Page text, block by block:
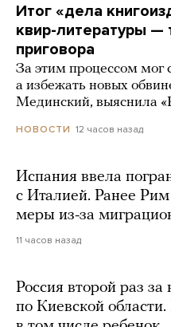
Итог «дела
квир-литературы —
приговора
За этим процессом мог
а избежать новых
Мединский, выяснила
НОВОСТИ 12 часов назад
Испания ввела
с Италией. Ранее
меры из-за
11 часов назад
Россия второй раз
по Киевской